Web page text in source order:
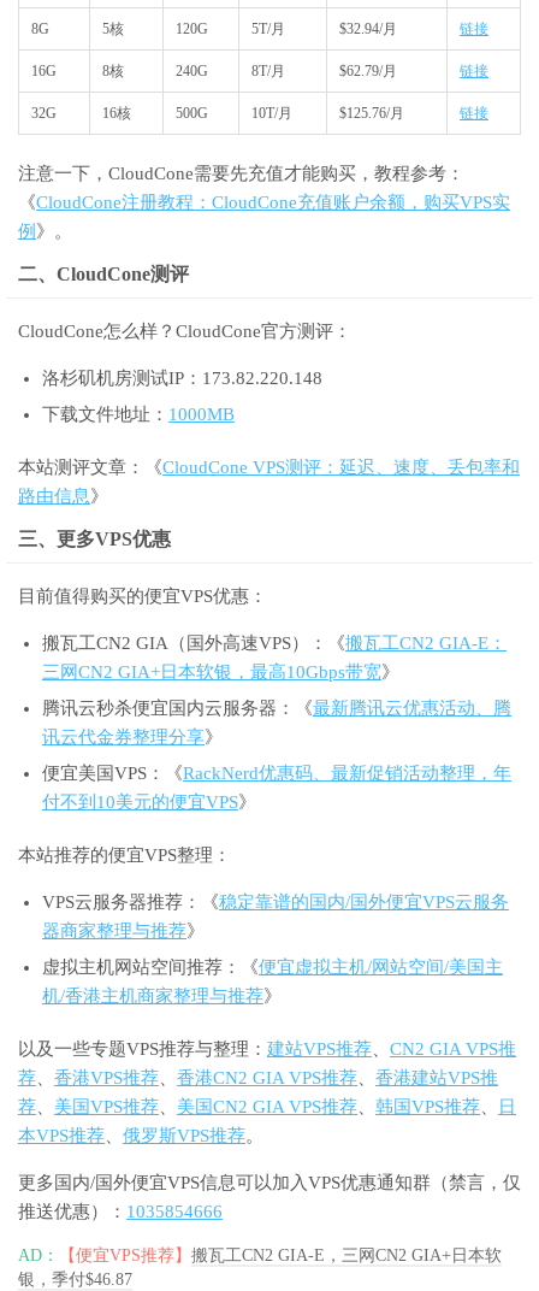
8G 5核 120G 5T/月 $32.94/月 链接
16G 8核 240G 8T/月 $62.79/月 链接
32G 16核 500G 10T/月 $125.76/月 链接
注意一下，CloudCone需要先充值才能购买，教程参考：
《CloudCone注册教程：CloudCone充值账户余额，购买VPS实
例 》。
二、CloudCone测评
CloudCone怎么样？CloudCone官方测评：
洛杉矶机房测试IP：173.82.220.148
下载文件地址： 1000MB
本站测评文章：《CloudCone VPS测评：延迟、速度、丢包率和
路由信息》
三、更多VPS优惠
目前值得购买的便宜VPS优惠：
搬瓦工CN2 GIA（国外高速VPS）：《搬瓦工CN2 GIA-E：
三网CN2 GIA+日本软银，最高10Gbps带宽》
腾讯云秒杀便宜国内云服务器：《最新腾讯云优惠活动、腾
讯云代金券整理分享》
便宜美国VPS：《RackNerd优惠码、最新促销活动整理，年
付不到10美元的便宜VPS》
本站推荐的便宜VPS整理：
VPS云服务器推荐：《稳定靠谱的国内/国外便宜VPS云服务
器商家整理与推荐》
虚拟主机网站空间推荐：《便宜虚拟主机/网站空间/美国主
机/香港主机商家整理与推荐》
以及一些专题VPS推荐与整理： 建站VPS推荐
CN2 GIA VPS推
荐
香港VPS推荐 香港CN2 GIA VPS推荐
香港建站VPS推
荐
美国VPS推荐 美国CN2 GIA VPS推荐 韩国VPS推荐
日
本VPS推荐
俄罗斯VPS推荐。
更多国内/国外便宜VPS信息可以加入VPS优惠通知群（禁言，仅
推送优惠）： 1035854666
AD： 【便宜VPS推荐】 搬瓦工CN2 GIA-E，三网CN2 GIA+日本软
银，季付$46.87